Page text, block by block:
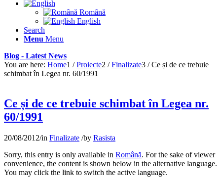
Română
English
Search
Menu Menu
Blog - Latest News
You are here: Home1 / Proiecte2 / Finalizate3 / Ce și de ce trebuie
schimbat în Legea nr. 60/1991
Ce și de ce trebuie schimbat în Legea nr.
60/1991
20/08/2012/in Finalizate /by Rasista
Sorry, this entry is only available in Română. For the sake of viewer
convenience, the content is shown below in the alternative language.
You may click the link to switch the active language.